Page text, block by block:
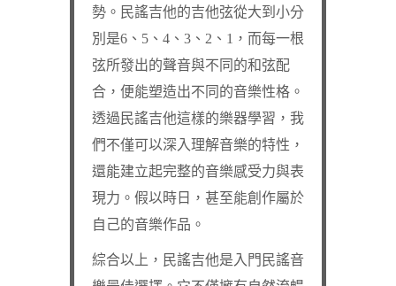
勢。民謠吉他的吉他弦從大到小分
別是6、5、4、3、2、1，而每一根
弦所發出的聲音與不同的和弦配
合，便能塑造出不同的音樂性格。
透過民謠吉他這樣的樂器學習，我
們不僅可以深入理解音樂的特性，
還能建立起完整的音樂感受力與表
現力。假以時日，甚至能創作屬於
自己的音樂作品。
綜合以上，民謠吉他是入門民謠音